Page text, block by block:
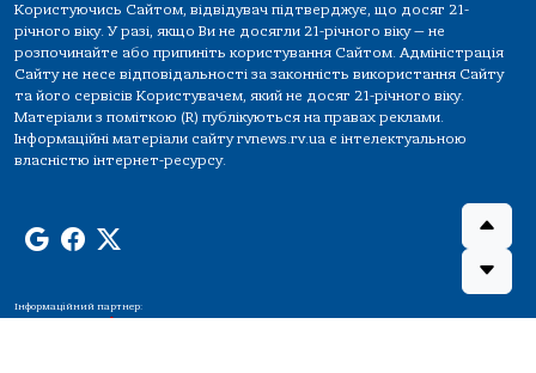
Користуючись Сайтом, відвідувач підтверджує, що досяг 21-
річного віку. У разі, якщо Ви не досягли 21-річного віку — не
розпочинайте або припиніть користування Сайтом. Адміністрація
Сайту не несе відповідальності за законність використання Сайту
та його сервісів Користувачем, який не досяг 21-річного віку.
Матеріали з поміткою (R) публікуються на правах реклами.
Інформаційні матеріали сайту rvnews.rv.ua є інтелектуальною
власністю інтернет-ресурсу.
Інформаційний партнер: